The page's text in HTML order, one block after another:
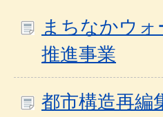
まちなかウ
推進事業
都市構造再編